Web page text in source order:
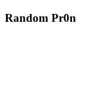
Random Pr0n